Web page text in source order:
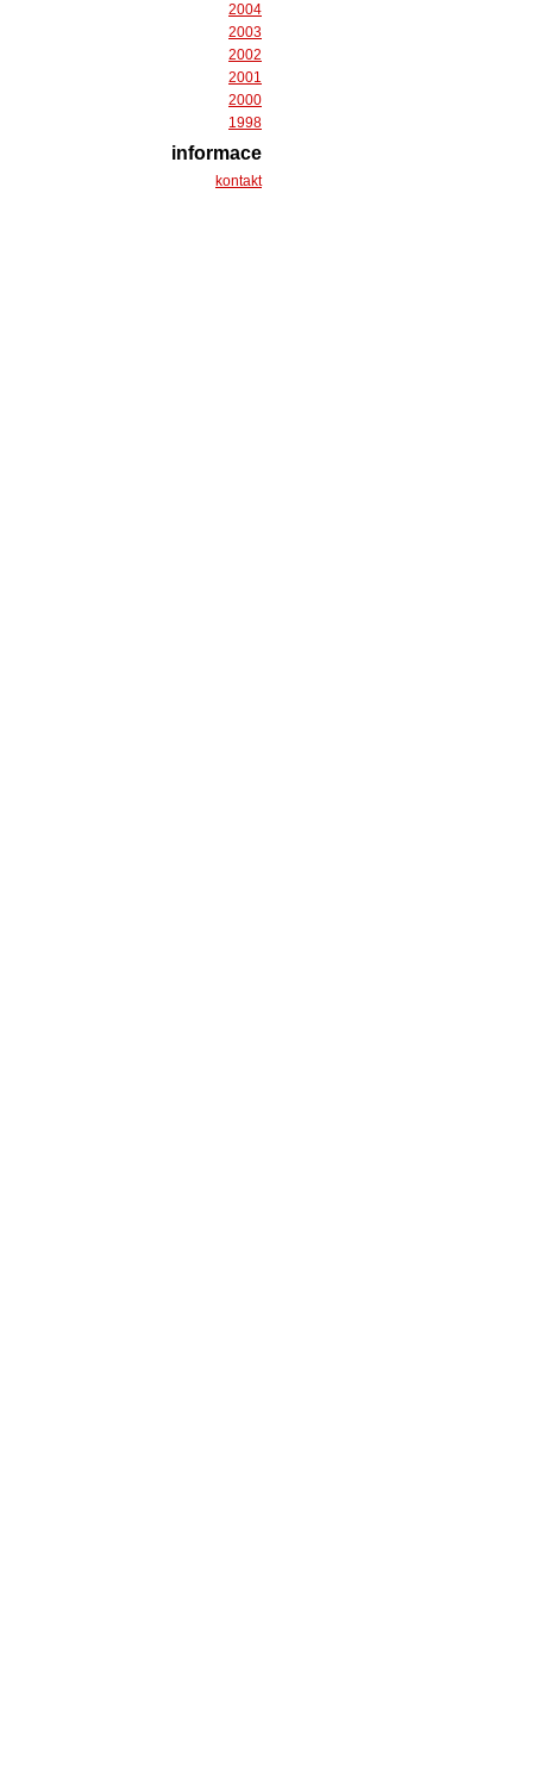
2004
2003
2002
2001
2000
1998
informace
kontakt